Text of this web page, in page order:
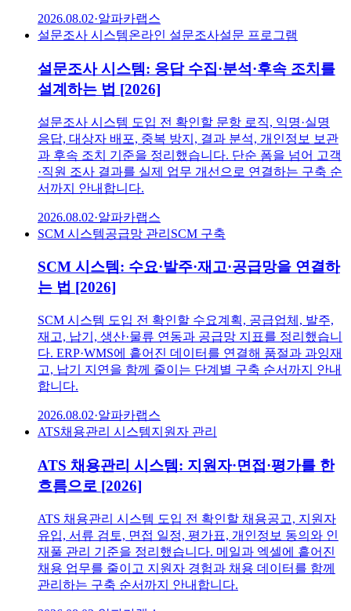
2026.08.02·알파카랩스
설문조사 시스템온라인 설문조사설문 프로그램
설문조사 시스템: 응답 수집·분석·후속 조치를
설계하는 법 [2026]
설문조사 시스템 도입 전 확인할 문항 로직, 익명·실명
응답, 대상자 배포, 중복 방지, 결과 분석, 개인정보 보관
과 후속 조치 기준을 정리했습니다. 단순 폼을 넘어 고객
·직원 조사 결과를 실제 업무 개선으로 연결하는 구축 순
서까지 안내합니다.
2026.08.02·알파카랩스
SCM 시스템공급망 관리 SCM 구축
SCM 시스템: 수요·발주·재고·공급망을 연결하
는 법 [2026]
SCM 시스템 도입 전 확인할 수요계획, 공급업체, 발주,
재고, 납기, 생산·물류 연동과 공급망 지표를 정리했습니
다. ERP·WMS에 흩어진 데이터를 연결해 품절과 과잉재
고, 납기 지연을 함께 줄이는 단계별 구축 순서까지 안내
합니다.
2026.08.02·알파카랩스
ATS채용관리 시스템지원자 관리
ATS 채용관리 시스템: 지원자·면접·평가를 한
흐름으로 [2026]
ATS 채용관리 시스템 도입 전 확인할 채용공고, 지원자
유입, 서류 검토, 면접 일정, 평가표, 개인정보 동의와 인
재풀 관리 기준을 정리했습니다. 메일과 엑셀에 흩어진
채용 업무를 줄이고 지원자 경험과 채용 데이터를 함께
관리하는 구축 순서까지 안내합니다.